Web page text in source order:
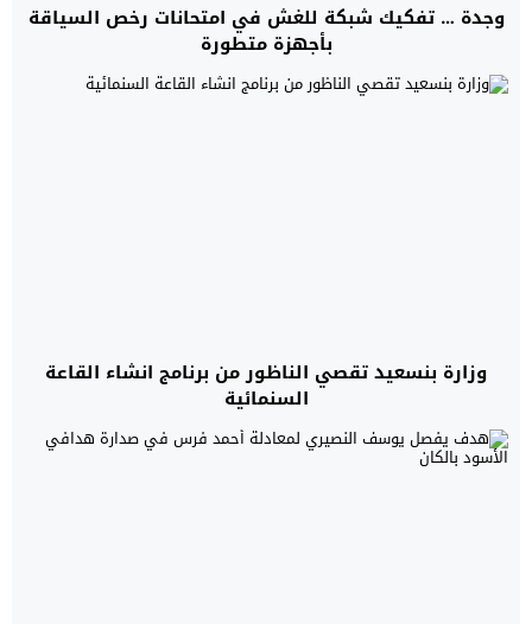
وجدة … تفكيك شبكة للغش في امتحانات رخص السياقة
بأجهزة متطورة
وزارة بنسعيد تقصي الناظور من برنامج انشاء القاعة
السنمائية